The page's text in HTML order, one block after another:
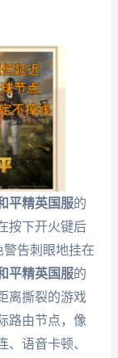
平精英国服的
按下开火键后
告刺眼地挂在
平精英国服的
离撕裂的游戏
路由节点，像
语音卡顿、